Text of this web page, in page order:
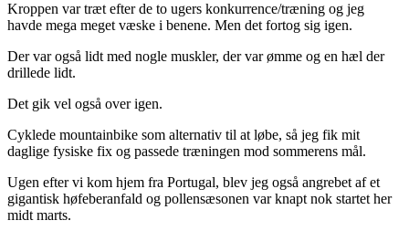
Kroppen var træt efter de to ugers konkurrence/træning og jeg
havde mega meget væske i benene. Men det fortog sig igen.
Der var også lidt med nogle muskler, der var ømme og en hæl der
drillede lidt.
Det gik vel også over igen.
Cyklede mountainbike som alternativ til at løbe, så jeg fik mit
daglige fysiske fix og passede træningen mod sommerens mål.
Ugen efter vi kom hjem fra Portugal, blev jeg også angrebet af et
gigantisk høfeberanfald og pollensæsonen var knapt nok startet her
midt marts.